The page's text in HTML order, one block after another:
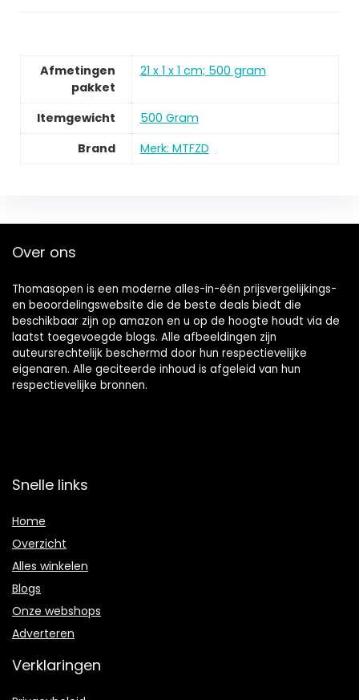
Afmetingen
pakket
‎21 x 1 x 1 cm; 500 gram
Itemgewicht
‎500 Gram
Brand
Merk: MTFZD
Over ons
Thomasopen is een moderne alles-in-één prijsvergelijkings-
en beoordelingswebsite die de beste deals biedt die
beschikbaar zijn op amazon en u op de hoogte houdt via de
laatst toegevoegde blogs. Alle afbeeldingen zijn
auteursrechtelijk beschermd door hun respectievelijke
eigenaren. Alle geciteerde inhoud is afgeleid van hun
respectievelijke bronnen.
Snelle links
Home
Overzicht
Alles winkelen
Blogs
Onze webshops
Adverteren
Verklaringen